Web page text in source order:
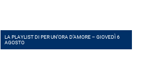
LA PLAYLIST DI PER UN’ORA D’AMORE – GIOVEDÌ 6
AGOSTO